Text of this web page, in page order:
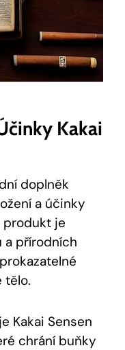
Kakai
⁤doplněk
a ⁣účinky
produkt ⁤je
a přírodních
tělo.
Kakai Sensen
chrání buňky